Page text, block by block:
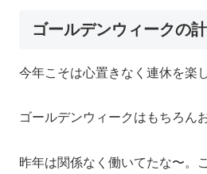
ゴールデンウィークの計
今年こそは心置きなく連休を楽
ゴールデンウィークはもちろん
昨年は関係なく働いてたな〜。